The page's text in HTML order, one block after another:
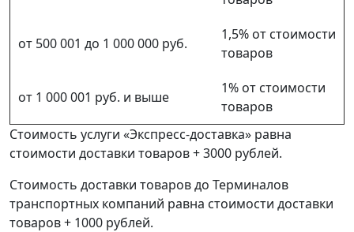
от 500 001 до 1 000 000 руб.
1,5% от стоимости
товаров
от 1 000 001 руб. и выше
1% от стоимости
товаров
Стоимость услуги «Экспресс-доставка» равна
стоимости доставки товаров + 3000 рублей.
Стоимость доставки товаров до Терминалов
транспортных компаний равна стоимости доставки
товаров + 1000 рублей.